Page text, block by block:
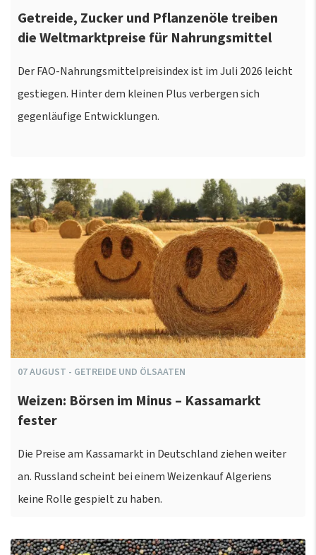
Getreide, Zucker und Pflanzenöle treiben
die Weltmarktpreise für Nahrungsmittel
Der FAO-Nahrungsmittelpreisindex ist im Juli 2026 leicht
gestiegen. Hinter dem kleinen Plus verbergen sich
gegenläufige Entwicklungen.
07AUGUST - GETREIDE UND ÖLSAATEN
Weizen: Börsen im Minus – Kassamarkt
fester
Die Preise am Kassamarkt in Deutschland ziehen weiter
an. Russland scheint bei einem Weizenkauf Algeriens
keine Rolle gespielt zu haben.